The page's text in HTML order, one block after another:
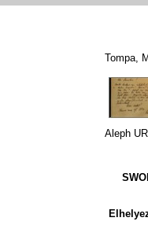
Tompa,
Aleph